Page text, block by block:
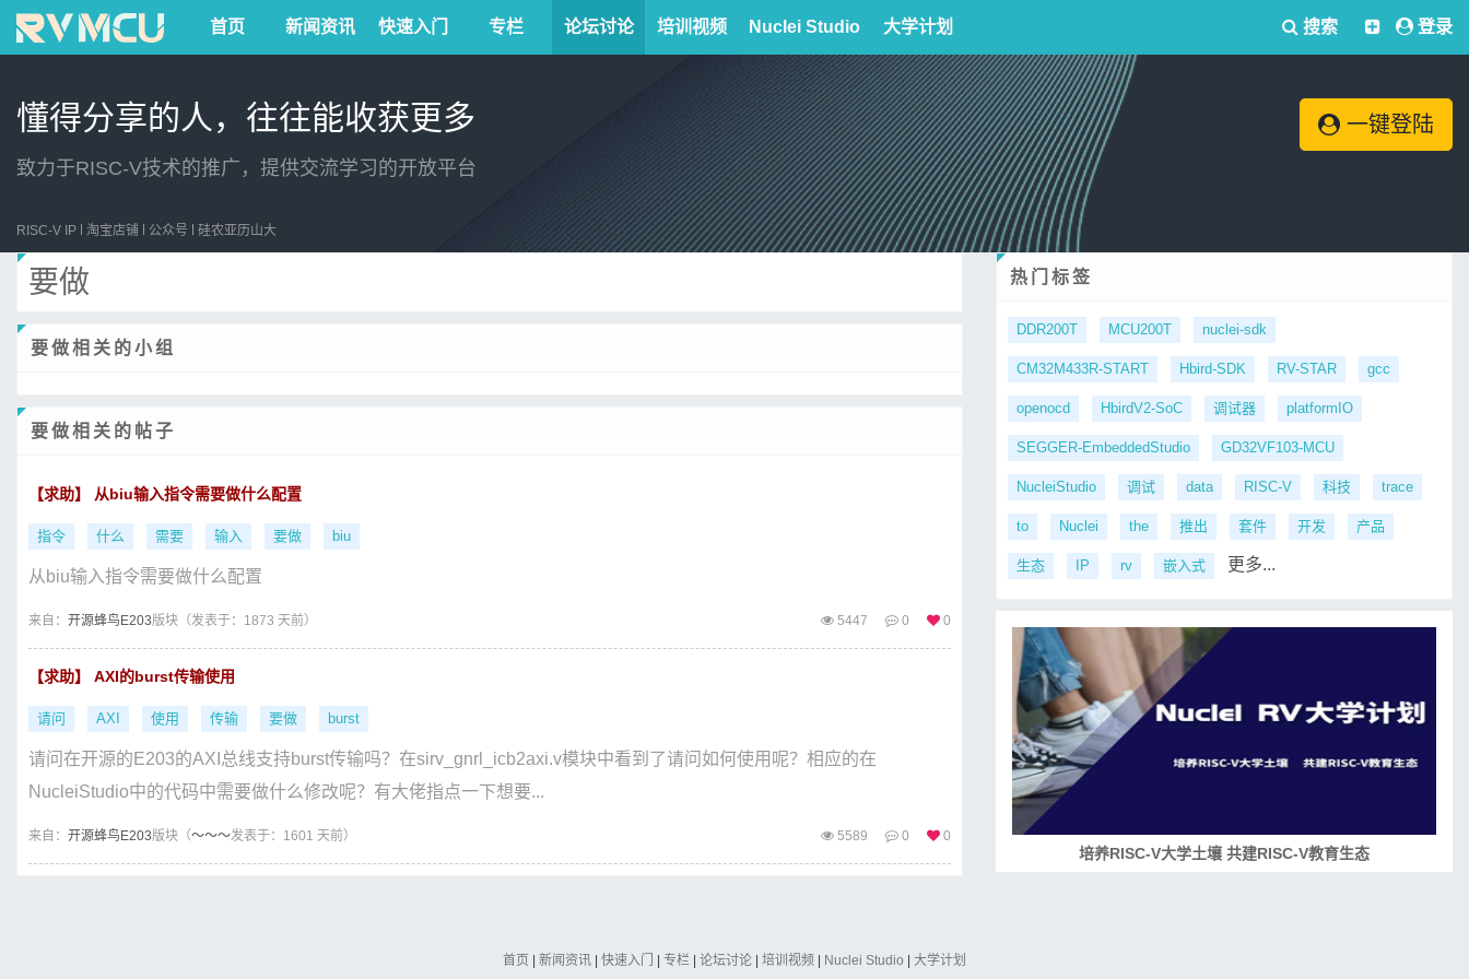
首页 新闻资讯 快速入门 专栏 论坛讨论 培训视频 Nuclei Studio 大学计划 搜索 登录
懂得分享的人，往往能收获更多
致力于RISC-V技术的推广，提供交流学习的开放平台
一键登陆
RISC-V IP 淘宝店铺 公众号 硅农亚历山大
要做
要做相关的小组
要做相关的帖子
【求助】 从biu输入指令需要做什么配置
指令 什么 需要 输入 要做 biu
从biu输入指令需要做什么配置
来自： 开源蜂鸟E203版块（发表于：1873 天前） 5447 0 0
【求助】 AXI的burst传输使用
请问 AXI 使用 传输 要做 burst
请问在开源的E203的AXI总线支持burst传输吗？在sirv_gnrl_icb2axi.v模块中看到了请问如何使用呢？相应的在
NucleiStudio中的代码中需要做什么修改呢？有大佬指点一下想要...
来自： 开源蜂鸟E203版块（～～～发表于：1601 天前） 5589 0 0
热门标签
DDR200T MCU200T nuclei-sdk
CM32M433R-START Hbird-SDK RV-STAR gcc
openocd HbirdV2-SoC 调试器 platformIO
SEGGER-EmbeddedStudio GD32VF103-MCU
NucleiStudio 调试 data RISC-V 科技 trace
to Nuclei the 推出 套件 开发 产品
生态 IP rv 嵌入式 更多...
培养RISC-V大学土壤 共建RISC-V教育生态
首页 新闻资讯 快速入门 专栏 论坛讨论 培训视频 Nuclei Studio 大学计划